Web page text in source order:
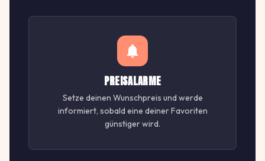
PREISALARME
Setze deinen Wunschpreis und werde
informiert, sobald eine deiner Favoriten
günstiger wird.